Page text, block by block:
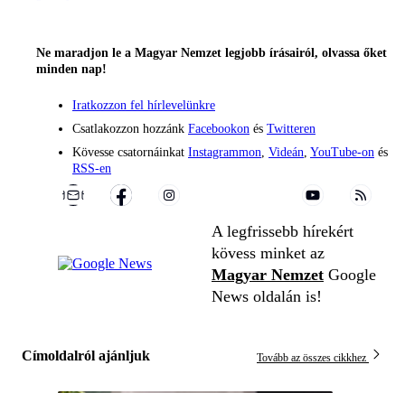
Ne maradjon le a Magyar Nemzet legjobb írásairól, olvassa őket
minden nap!
Iratkozzon fel hírlevelünkre
Csatlakozzon hozzánk Facebookon és Twitteren
Kövesse csatornáinkat Instagrammon Videán YouTube-on és
RSS-en
A legfrissebb hírekért
kövess minket az
Magyar Nemzet Google
News oldalán is!
Címoldalról ajánljuk Tovább az összes cikkhez